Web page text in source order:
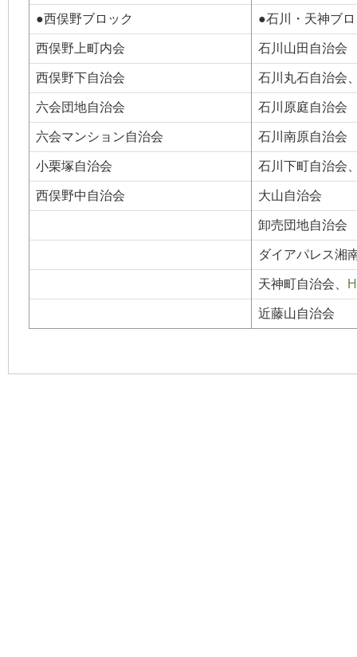
●西俣野ブロック ●石川・天神ブ
西俣野上町内会 石川山田自治会
西俣野下自治会 石川丸石自治会
六会団地自治会 石川原庭自治会
六会マンション自治会 石川南原自治会
小栗塚自治会 石川下町自治会
西俣野中自治会 大山自治会
卸売団地自治会
ダイアパレス湘
天神町自治会、
近藤山自治会